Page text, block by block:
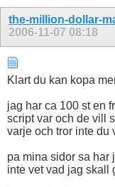
the-million-dollar-
2006-11-07 08:18
Klart du kan kopa
jag har ca 100 st en
script var och de vill
varje och tror inte du
pa mina sidor sa har
inte vet vad jag skall